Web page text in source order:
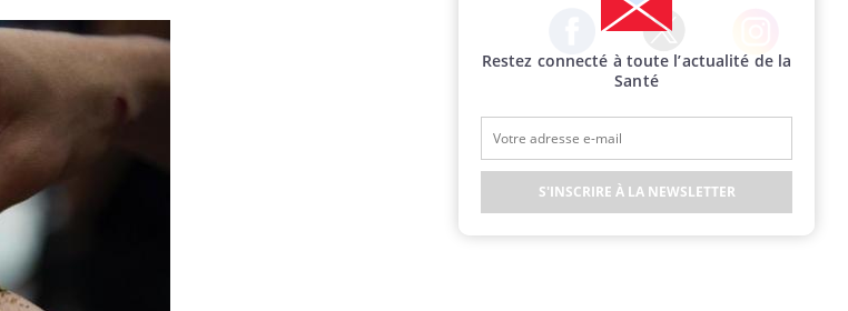
Facebook Twitter Instagram
Restez connecté à toute l’actualité de la
Santé
S'INSCRIRE À LA NEWSLETTER